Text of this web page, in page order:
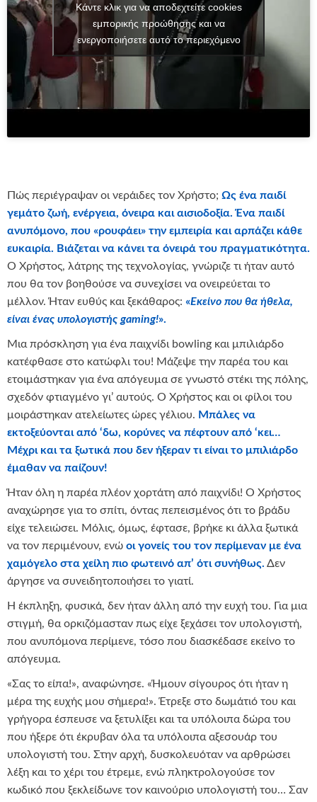
Κάντε κλικ για να αποδεχτείτε cookies
εμπορικής προώθησης και να
ενεργοποιήσετε αυτό το περιεχόμενο
Πώς περιέγραψαν οι νεράιδες τον Χρήστο; Ως ένα παιδί
γεμάτο ζωή, ενέργεια, όνειρα και αισιοδοξία. Ένα παιδί
ανυπόμονο, που «ρουφάει» την εμπειρία και αρπάζει κάθε
ευκαιρία. Βιάζεται να κάνει τα όνειρά του πραγματικότητα.
Ο Χρήστος, λάτρης της τεχνολογίας, γνώριζε τι ήταν αυτό
που θα τον βοηθούσε να συνεχίσει να ονειρεύεται το
μέλλον. Ήταν ευθύς και ξεκάθαρος: «Εκείνο που θα ήθελα,
είναι ένας υπολογιστής gaming!».
Μια πρόσκληση για ένα παιχνίδι bowling και μπιλιάρδο
κατέφθασε στο κατώφλι του! Μάζεψε την παρέα του και
ετοιμάστηκαν για ένα απόγευμα σε γνωστό στέκι της πόλης,
σχεδόν φτιαγμένο γι’ αυτούς. Ο Χρήστος και οι φίλοι του
μοιράστηκαν ατελείωτες ώρες γέλιου. Μπάλες να
εκτοξεύονται από ‘δω, κορύνες να πέφτουν από ‘κει…
Μέχρι και τα ξωτικά που δεν ήξεραν τι είναι το μπιλιάρδο
έμαθαν να παίζουν!
Ήταν όλη η παρέα πλέον χορτάτη από παιχνίδι! Ο Χρήστος
αναχώρησε για το σπίτι, όντας πεπεισμένος ότι το βράδυ
είχε τελειώσει. Μόλις, όμως, έφτασε, βρήκε κι άλλα ξωτικά
να τον περιμένουν, ενώ οι γονείς του τον περίμεναν με ένα
χαμόγελο στα χείλη πιο φωτεινό απ’ ότι συνήθως. Δεν
άργησε να συνειδητοποιήσει το γιατί.
Η έκπληξη, φυσικά, δεν ήταν άλλη από την ευχή του. Για μια
στιγμή, θα ορκιζόμασταν πως είχε ξεχάσει τον υπολογιστή,
που ανυπόμονα περίμενε, τόσο που διασκέδασε εκείνο το
απόγευμα.
«Σας το είπα!», αναφώνησε. «Ήμουν σίγουρος ότι ήταν η
μέρα της ευχής μου σήμερα!». Έτρεξε στο δωμάτιό του και
γρήγορα έσπευσε να ξετυλίξει και τα υπόλοιπα δώρα του
που ήξερε ότι έκρυβαν όλα τα υπόλοιπα αξεσουάρ του
υπολογιστή του. Στην αρχή, δυσκολευόταν να αρθρώσει
λέξη και το χέρι του έτρεμε, ενώ πληκτρολογούσε τον
κωδικό που ξεκλείδωνε τον καινούριο υπολογιστή του… Σαν